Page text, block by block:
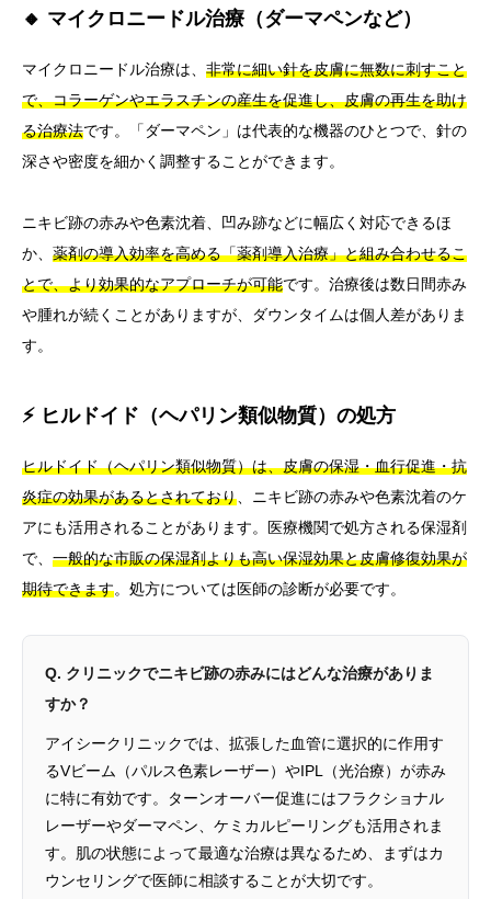
🔸 マイクロニードル治療（ダーマペンなど）
マイクロニードル治療は、 非常に細い針を皮膚に無数に刺すこと
で、コラーゲンやエラスチンの産生を促進し、皮膚の再生を助け
る治療法です。「ダーマペン」は代表的な機器のひとつで、針の
深さや密度を細かく調整することができます。
ニキビ跡の赤みや色素沈着、凹み跡などに幅広く対応できるほ
か、 薬剤の導入効率を高める「薬剤導入治療」と組み合わせるこ
とで、より効果的なアプローチが可能です。治療後は数日間赤み
や腫れが続くことがありますが、ダウンタイムは個人差がありま
す。
⚡ ヒルドイド（ヘパリン類似物質）の処方
ヒルドイド（ヘパリン類似物質）は、皮膚の保湿・血行促進・抗
炎症の効果があるとされており 、ニキビ跡の赤みや色素沈着のケ
アにも活用されることがあります。医療機関で処方される保湿剤
で、 一般的な市販の保湿剤よりも高い保湿効果と皮膚修復効果が
期待できます。処方については医師の診断が必要です。
Q. クリニックでニキビ跡の赤みにはどんな治療がありま
すか？
アイシークリニックでは、拡張した血管に選択的に作用す
るVビーム（パルス色素レーザー）やIPL（光治療）が赤み
に特に有効です。ターンオーバー促進にはフラクショナル
レーザーやダーマペン、ケミカルピーリングも活用されま
す。肌の状態によって最適な治療は異なるため、まずはカ
ウンセリングで医師に相談することが大切です。